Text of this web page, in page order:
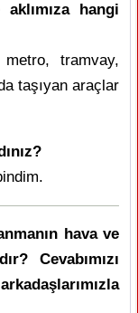
hangi
tramvay,
taşıyan araçlar
hava ve
Cevabımızı